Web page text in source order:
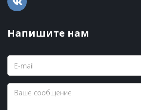
Напишите нам